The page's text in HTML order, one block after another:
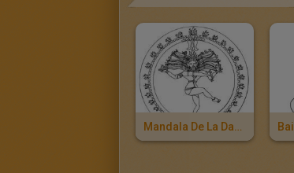
Mandala De La Danza De Shiva De La India